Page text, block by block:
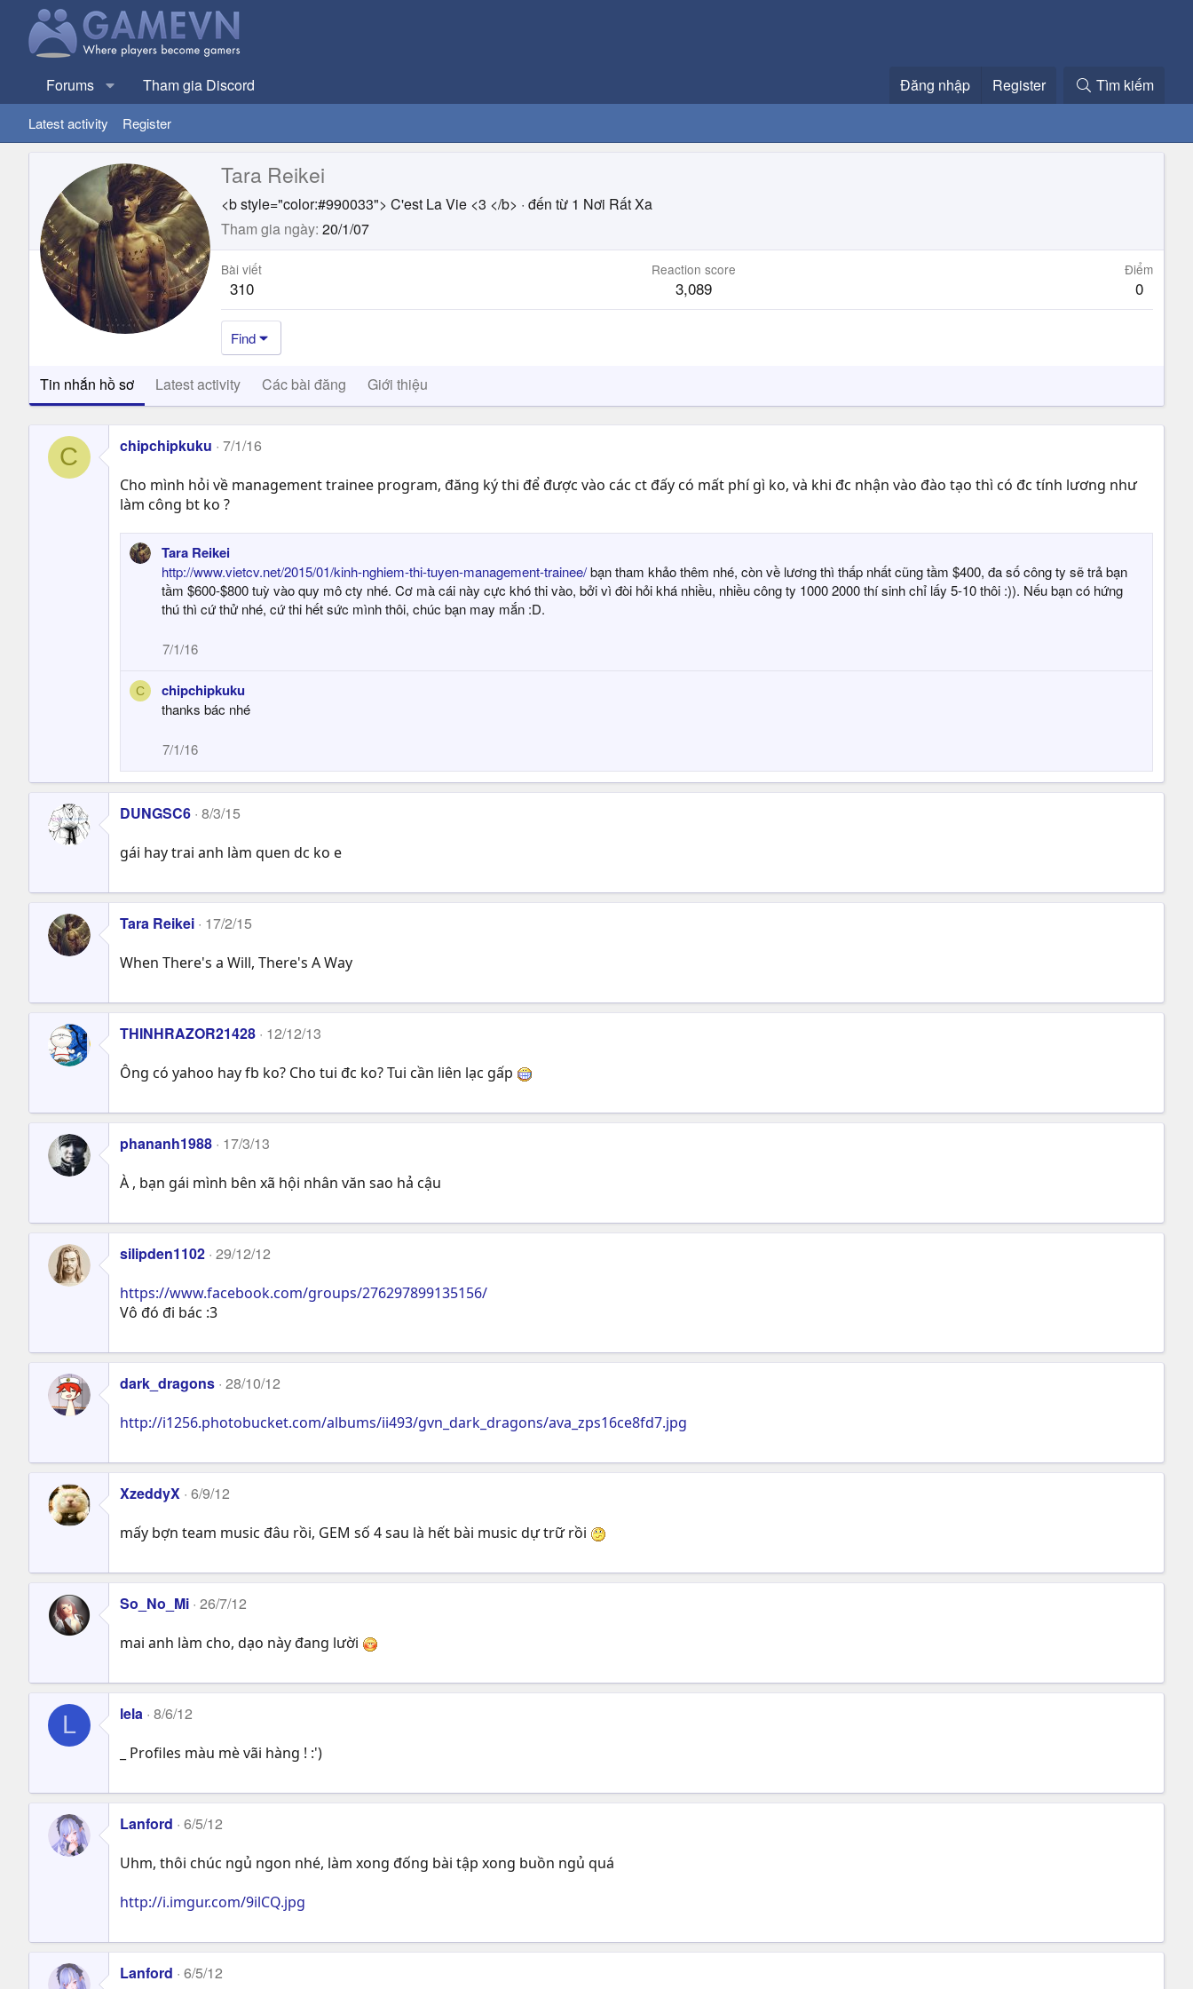
Forums Tham gia Discord Đăng nhập Register Tìm kiếm
Latest activity Register
Tara Reikei
<b style="color:#990033"> C'est La Vie <3 </b> · đến từ 1 Nơi Rất Xa
Tham gia ngày 20/1/07
Bài viết
310
Reaction score
3,089
Điểm
0
Find
Tin nhắn hồ sơ Latest activity Các bài đăng Giới thiệu
C chipchipkuku 7/1/16
Cho mình hỏi về management trainee program, đăng ký thi để được vào các ct đấy có mất phí gì ko, và khi đc nhận vào đào tạo thì có đc tính lương như
làm công bt ko ?
Tara Reikei
http://www.vietcv.net/2015/01/kinh-nghiem-thi-tuyen-management-trainee/bạn tham khảo thêm nhé, còn về lương thì thấp nhất cũng tầm $400, đa số công ty sẽ trả bạn
tầm $600-$800 tuỳ vào quy mô cty nhé. Cơ mà cái này cực khó thi vào, bởi vì đòi hỏi khá nhiều, nhiều công ty 1000 2000 thí sinh chỉ lấy 5-10 thôi :)). Nếu bạn có hứng
thú thì cứ thử nhé, cứ thi hết sức mình thôi, chúc bạn may mắn :D.
7/1/16
C chipchipkuku
thanks bác nhé
7/1/16
DUNGSC6 8/3/15
gái hay trai anh làm quen dc ko e
Tara Reikei 17/2/15
When There's a Will, There's A Way
THINHRAZOR21428 12/12/13
Ông có yahoo hay fb ko? Cho tui đc ko? Tui cần liên lạc gấp
phananh1988 17/3/13
À , bạn gái mình bên xã hội nhân văn sao hả cậu
silipden1102 29/12/12
https://www.facebook.com/groups/276297899135156/
Vô đó đi bác :3
dark_dragons 28/10/12
http://i1256.photobucket.com/albums/ii493/gvn_dark_dragons/ava_zps16ce8fd7.jpg
XzeddyX 6/9/12
mấy bợn team music đâu rồi, GEM số 4 sau là hết bài music dự trữ rồi
So_No_Mi 26/7/12
mai anh làm cho, dạo này đang lười
L lela 8/6/12
_ Profiles màu mè vãi hàng ! :')
Lanford 6/5/12
Uhm, thôi chúc ngủ ngon nhé, làm xong đống bài tập xong buồn ngủ quá
http://i.imgur.com/9ilCQ.jpg
Lanford 6/5/12